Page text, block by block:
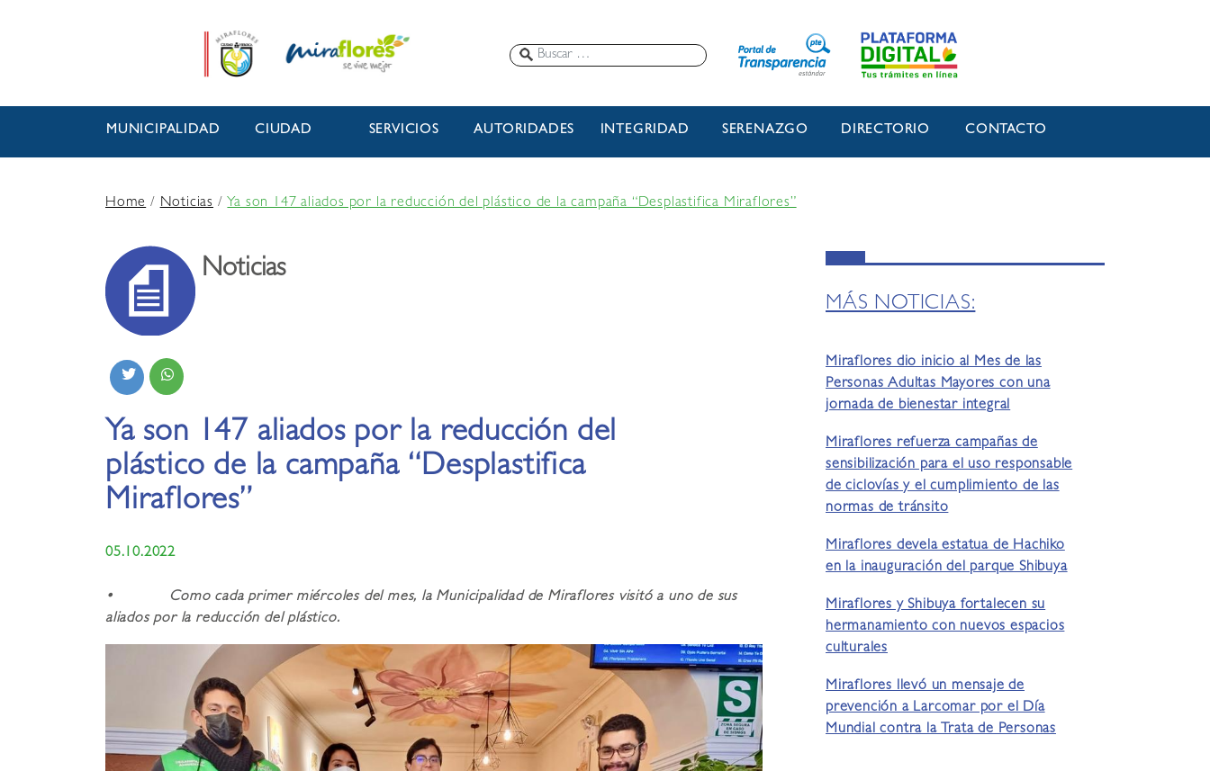
MUNICIPALIDAD CIUDAD SERVICIOS AUTORIDADES INTEGRIDAD SERENAZGO DIRECTORIO CONTACTO
Home/Noticias /Ya son 147 aliados por la reducción del plástico de la campaña “Desplastifica Miraflores”
Noticias
Ya son 147 aliados por la reducción del
plástico de la campaña “Desplastifica
Miraflores”
05.10.2022
• Como cada primer miércoles del mes, la Municipalidad de Miraflores visitó a uno de sus
aliados por la reducción del plástico.
MÁS NOTICIAS:
Miraflores dio inicio al Mes de las
Personas Adultas Mayores con una
jornada de bienestar integral
Miraflores refuerza campañas de
sensibilización para el uso responsable
de ciclovías y el cumplimiento de las
normas de tránsito
Miraflores devela estatua de Hachiko
en la inauguración del parque Shibuya
Miraflores y Shibuya fortalecen su
hermanamiento con nuevos espacios
culturales
Miraflores llevó un mensaje de
prevención a Larcomar por el Día
Mundial contra la Trata de Personas